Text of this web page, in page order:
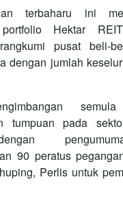
terbaharu ini
portfolio Hektar
pusat beli-
dengan jumlah
tumpuan pada
90 peratus
Perlis untuk